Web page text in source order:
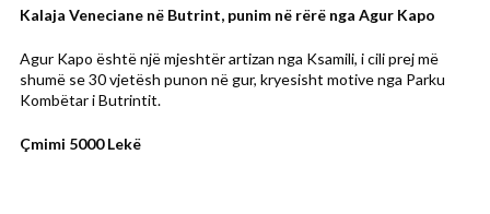
Kalaja Veneciane në Butrint, punim në rërë nga Agur Kapo
Agur Kapo është një mjeshtër artizan nga Ksamili, i cili prej më
shumë se 30 vjetësh punon në gur, kryesisht motive nga Parku
Kombëtar i Butrintit.
Çmimi 5000 Lekë